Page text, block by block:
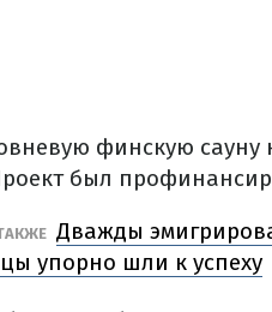
финскую
был
Дважды
упорно шли к успеху